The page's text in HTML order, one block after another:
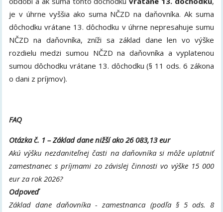
je v úhrne vyššia ako suma NČZD na daňovníka. Ak suma
dôchodku vrátane 13. dôchodku v úhrne nepresahuje sumu
NČZD na daňovníka, zníži sa základ dane len vo výške
rozdielu medzi sumou NČZD na daňovníka a vyplatenou
sumou dôchodku vrátane 13. dôchodku (§ 11 ods. 6 zákona
o dani z príjmov).
FAQ
Otázka č. 1 – Základ dane nižší ako 26 083,13eur
Akú výšku nezdaniteľnej časti na daňovníka si môže uplatniť
zamestnanec s príjmami zo závislej činnosti vo výške 15 000
eur za rok 2026?
Odpoveď
Základ dane daňovníka - zamestnanca (podľa § 5 ods. 8